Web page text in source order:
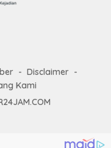
Disclaimer
Kami